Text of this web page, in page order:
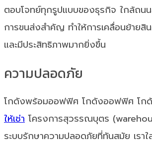
ตอบโจทย์ทุกรูปแบบของธุรกิจ ใกล้ถน
การขนส่งสำคัญ ทำให้การเคลื่อนย้ายสิน
และมีประสิทธิภาพมากยิ่งขึ้น
ความปลอดภัย
โกดังพร้อมออฟฟิศ โกดังออฟฟิศ โกดั
ให้เช่า โครงการสุวรรณบุตร
ระบบรักษาความปลอดภัยที่ทันสมัย เราใ